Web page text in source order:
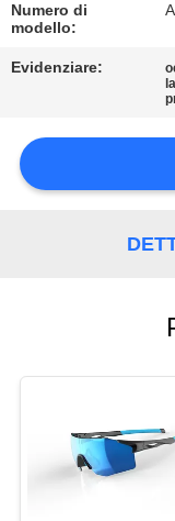
MAPPA
DEL
PRIVACY
Numero di
modello:
Evidenziare: